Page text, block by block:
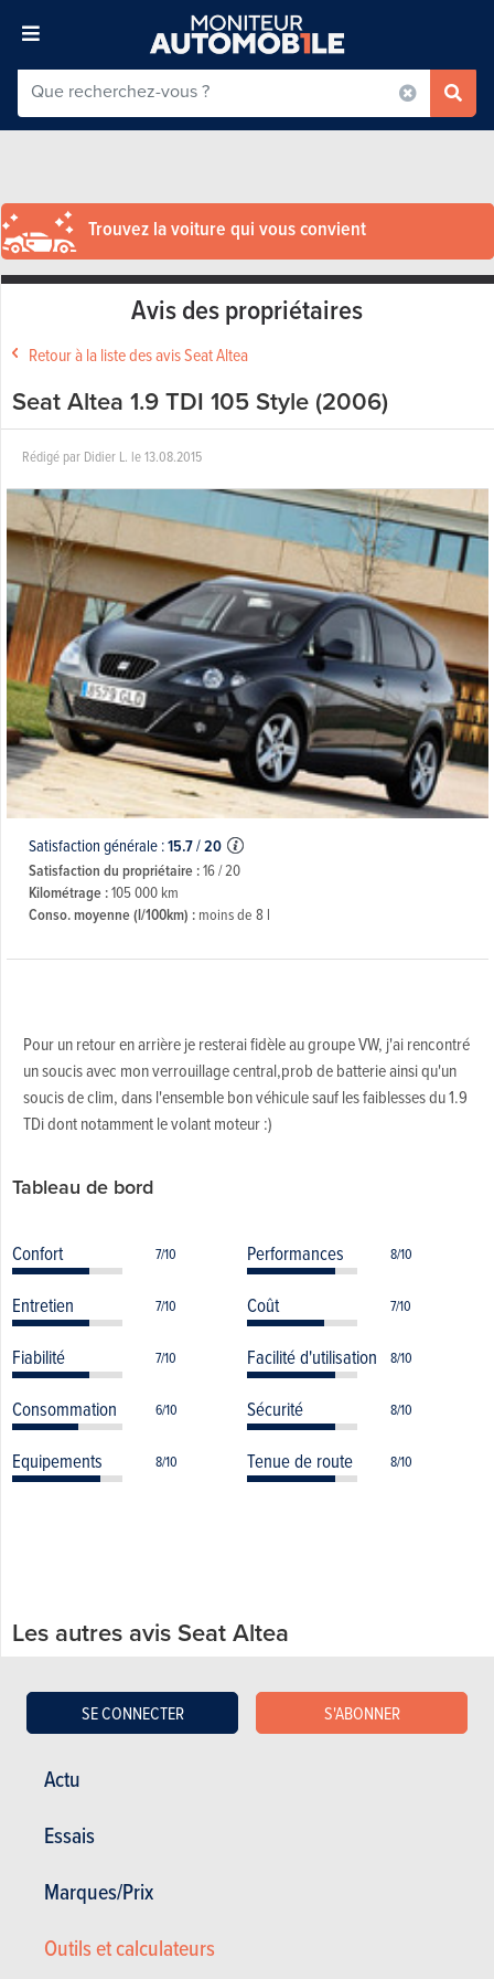
Actu
Essais
Marques/Prix
Outils et calculateurs
SE CONNECTER S'ABONNER
Trouvez la voiture qui vous convient
Avis des propriétaires
Retour à la liste des avis Seat Altea
Seat Altea 1.9 TDI 105 Style (2006)
Rédigé par Didier L. le13.08.2015
Satisfaction générale :15.7/20
Satisfaction du propriétaire :16 / 20
Kilométrage :105 000 km
Conso. moyenne (l/100km) :moins de 8 l
Pour un retour en arrière je resterai fidèle au groupe VW, j'ai rencontré
un soucis avec mon verrouillage central,prob de batterie ainsi qu'un
soucis de clim, dans l'ensemble bon véhicule sauf les faiblesses du 1.9
TDi dont notamment le volant moteur :)
Tableau de bord
Confort 7/10 Performances 8/10
Entretien 7/10 Coût 7/10
Fiabilité 7/10 Facilité d'utilisation 8/10
Consommation 6/10 Sécurité 8/10
Equipements 8/10 Tenue de route 8/10
Les autres avis Seat Altea
15.09.2018
Seat Altea 1.9 TDI 105 Reference (2006)